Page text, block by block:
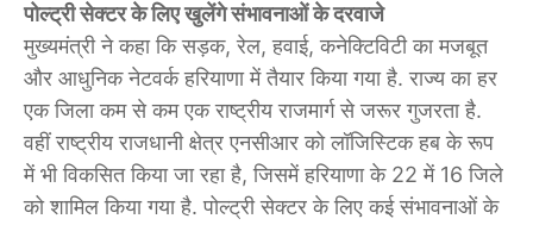
पोल्ट्री सेक्टर के लिए खुलेंगे संभावनाओं के दरवाजे
मुख्यमंत्री ने कहा कि सड़क, रेल, हवाई, कनेक्टिविटी का मजबूत
और आधुनिक नेटवर्क हरियाणा में तैयार किया गया है. राज्य का हर
एक जिला कम से कम एक राष्ट्रीय राजमार्ग से जरूर गुजरता है.
वहीं राष्ट्रीय राजधानी क्षेत्र एनसीआर को लॉजिस्टिक हब के रूप
में भी विकसित किया जा रहा है, जिसमें हरियाणा के 22 में 16 जिले
को शामिल किया गया है. पोल्ट्री सेक्टर के लिए कई संभावनाओं के